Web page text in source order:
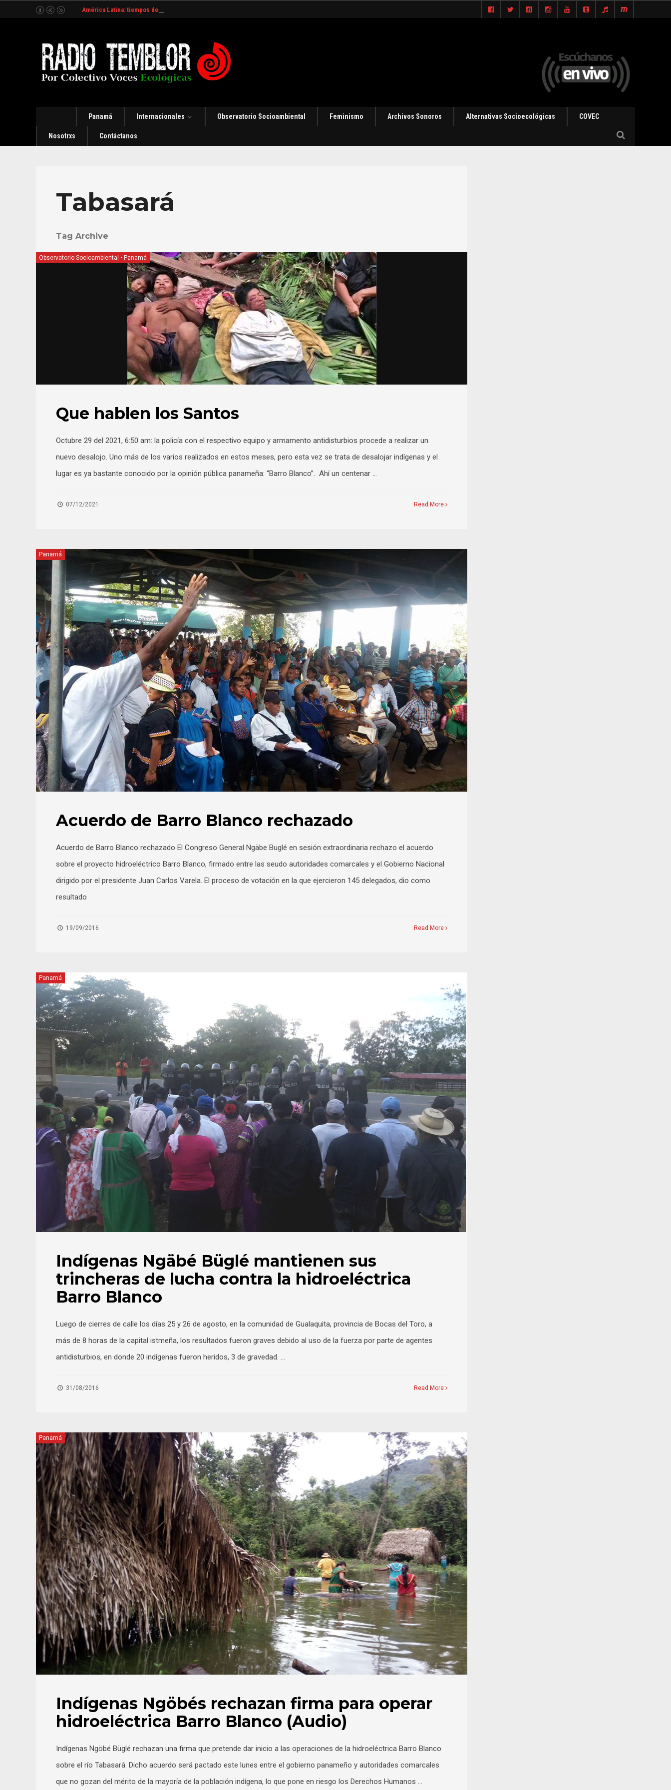
América Latina: tiempos de incertidumbre y organización
Panamá Internacionales Observatorio Socioambiental Feminismo Archivos Sonoros Alternativas Socioecológicas COVEC
Nosotrxs Contáctanos
Tabasará
Tag Archive
Observatorio Socioambiental • Panamá
Que hablen los Santos
Octubre 29 del 2021, 6:50 am: la policía con el respectivo equipo y armamento antidisturbios procede a realizar un
nuevo desalojo. Uno más de los varios realizados en estos meses, pero esta vez se trata de desalojar indígenas y el
lugar es ya bastante conocido por la opinión pública panameña: “Barro Blanco”. Ahí un centenar …
07/12/2021 Read More
Panamá
Acuerdo de Barro Blanco rechazado
Acuerdo de Barro Blanco rechazado El Congreso General Ngäbe Buglé en sesión extraordinaria rechazo el acuerdo
sobre el proyecto hidroeléctrico Barro Blanco, firmado entre las seudo autoridades comarcales y el Gobierno Nacional
dirigido por el presidente Juan Carlos Varela. El proceso de votación en la que ejercieron 145 delegados, dio como
resultado
19/09/2016 Read More
Panamá
Indígenas Ngäbé Büglé mantienen sus
trincheras de lucha contra la hidroeléctrica
Barro Blanco
Luego de cierres de calle los días 25 y 26 de agosto, en la comunidad de Gualaquita, provincia de Bocas del Toro, a
más de 8 horas de la capital istmeña, los resultados fueron graves debido al uso de la fuerza por parte de agentes
antidisturbios, en donde 20 indígenas fueron heridos, 3 de gravedad. …
31/08/2016 Read More
Panamá
Indígenas Ngöbés rechazan firma para operar
hidroeléctrica Barro Blanco (Audio)
Indígenas Ngöbé Büglé rechazan una firma que pretende dar inicio a las operaciones de la hidroeléctrica Barro Blanco
sobre el río Tabasará. Dicho acuerdo será pactado este lunes entre el gobierno panameño y autoridades comarcales
que no gozan del mérito de la mayoría de la población indígena, lo que pone en riesgo los Derechos Humanos …